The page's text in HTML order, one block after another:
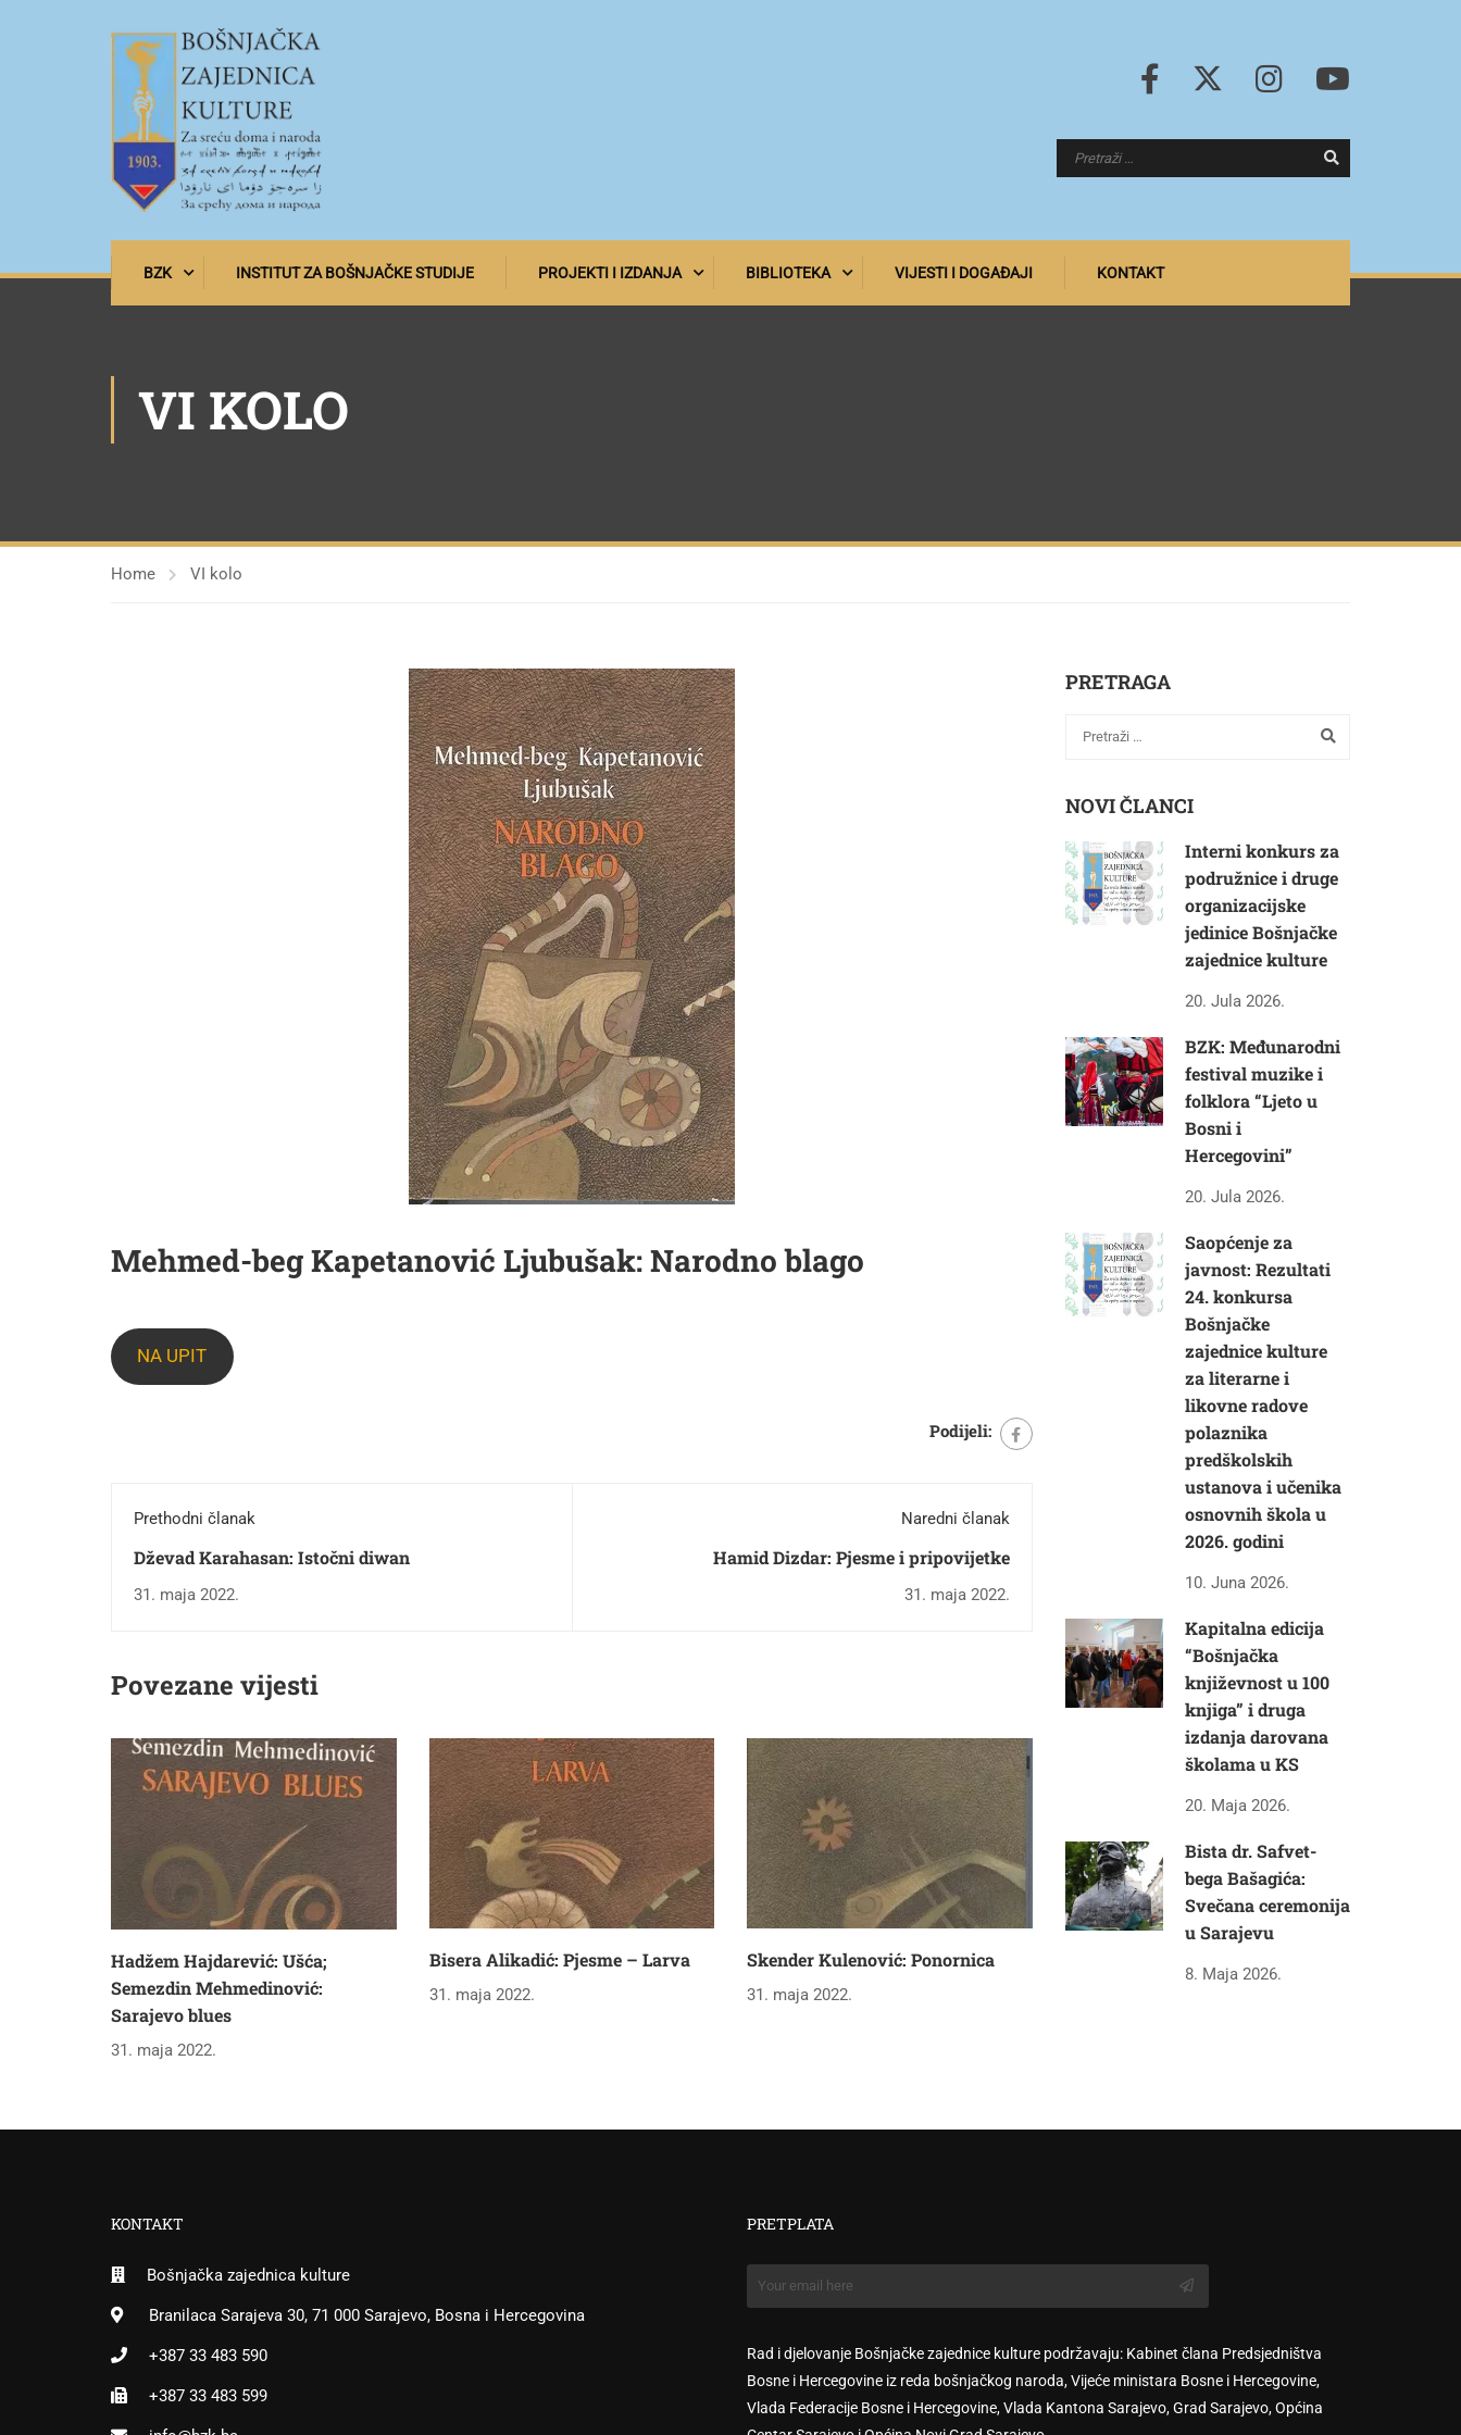
BZK INSTITUT ZA BOŠNJAČKE STUDIJE PROJEKTI I IZDANJA BIBLIOTEKA VIJESTI I DOGAĐAJI KONTAKT
VI KOLO
Home VI kolo
Mehmed-beg Kapetanović Ljubušak: Narodno blago
NA UPIT
Podijeli:
Prethodni članak
Dževad Karahasan: Istočni diwan
31. maja 2022.
Naredni članak
Hamid Dizdar: Pjesme i pripovijetke
31. maja 2022.
Povezane vijesti
Hadžem Hajdarević: Ušća;
Semezdin Mehmedinović:
Sarajevo blues
31. maja 2022.
Bisera Alikadić: Pjesme – Larva
31. maja 2022.
Skender Kulenović: Ponornica
31. maja 2022.
PRETRAGA
NOVI ČLANCI
Interni konkurs za
podružnice i druge
organizacijske
jedinice Bošnjačke
zajednice kulture
20. Jula 2026.
BZK: Međunarodni
festival muzike i
folklora “Ljeto u
Bosni i
Hercegovini”
20. Jula 2026.
Saopćenje za
javnost: Rezultati
24. konkursa
Bošnjačke
zajednice kulture
za literarne i
likovne radove
polaznika
predškolskih
ustanova i učenika
osnovnih škola u
2026. godini
10. Juna 2026.
Kapitalna edicija
“Bošnjačka
književnost u 100
knjiga” i druga
izdanja darovana
školama u KS
20. Maja 2026.
Bista dr. Safvet-
bega Bašagića:
Svečana ceremonija
u Sarajevu
8. Maja 2026.
KONTAKT
Bošnjačka zajednica kulture
Branilaca Sarajeva 30, 71 000 Sarajevo, Bosna i Hercegovina
+387 33 483 590
+387 33 483 599
PRETPLATA
Rad i djelovanje Bošnjačke zajednice kulture podržavaju: Kabinet člana Predsjedništva
Bosne i Hercegovine iz reda bošnjačkog naroda, Vijeće ministara Bosne i Hercegovine,
Vlada Federacije Bosne i Hercegovine, Vlada Kantona Sarajevo, Grad Sarajevo, Općina